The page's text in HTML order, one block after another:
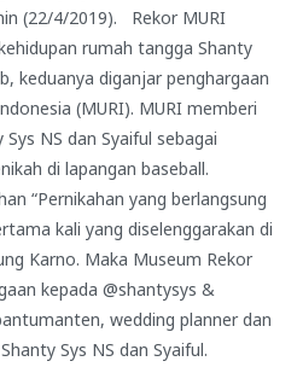
(22/4/2019). Rekor MURI
rumah tangga Shanty
keduanya diganjar penghargaan
(MURI). MURI memberi
NS dan Syaiful sebagai
di lapangan baseball.
“Pernikahan yang berlangsung
kali yang diselenggarakan di
Karno. Maka Museum Rekor
kepada @shantysys &
wedding planner dan
Sys NS dan Syaiful.